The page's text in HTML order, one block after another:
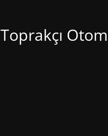
Toprakçı